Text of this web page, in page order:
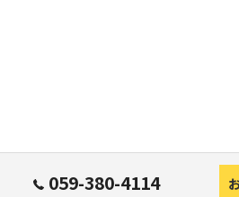
059-380-4114